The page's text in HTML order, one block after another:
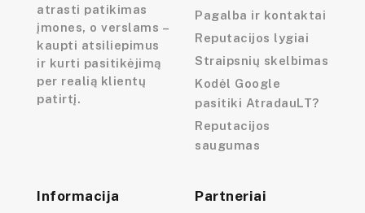
atrasti patikimas
įmones, o verslams –
kaupti atsiliepimus
ir kurti pasitikėjimą
per realią klientų
patirtį.
Pagalba ir kontaktai
Reputacijos lygiai
Straipsnių skelbimas
Kodėl Google
pasitiki AtradauLT?
Reputacijos
saugumas
Informacija Partneriai